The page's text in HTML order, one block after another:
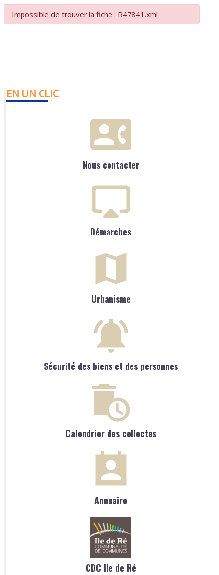
Impossible de trouver la fiche : R47841.xml
EN UN CLIC
Nous contacter
Démarches
Urbanisme
Sécurité des biens et des personnes
Calendrier des collectes
Annuaire
CDC Ile de Ré